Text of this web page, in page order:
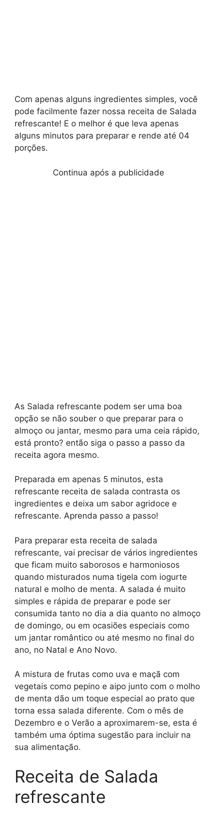
Com apenas alguns ingredientes simples, você
pode facilmente fazer nossa receita de Salada
refrescante! E o melhor é que leva apenas
alguns minutos para preparar e rende até 04
porções.
Continua após a publicidade
As Salada refrescante podem ser uma boa
opção se não souber o que preparar para o
almoço ou jantar, mesmo para uma ceia rápido,
está pronto? então siga o passo a passo da
receita agora mesmo.
Preparada em apenas 5 minutos, esta
refrescante receita de salada contrasta os
ingredientes e deixa um sabor agridoce e
refrescante. Aprenda passo a passo!
Para preparar esta receita de salada
refrescante, vai precisar de vários ingredientes
que ficam muito saborosos e harmoniosos
quando misturados numa tigela com iogurte
natural e molho de menta. A salada é muito
simples e rápida de preparar e pode ser
consumida tanto no dia a dia quanto no almoço
de domingo, ou em ocasiões especiais como
um jantar romântico ou até mesmo no final do
ano, no Natal e Ano Novo.
A mistura de frutas como uva e maçã com
vegetais como pepino e aipo junto com o molho
de menta dão um toque especial ao prato que
torna essa salada diferente. Com o mês de
Dezembro e o Verão a aproximarem-se, esta é
também uma óptima sugestão para incluir na
sua alimentação.
Receita de Salada
refrescante